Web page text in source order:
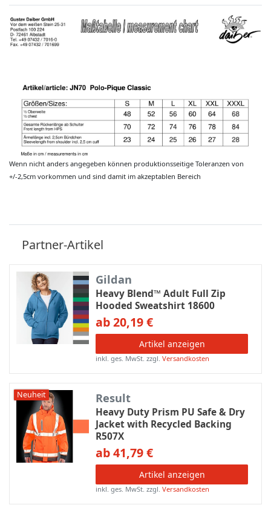
Wenn nicht anders angegeben können produktionsseitige Toleranzen von
+/-2,5cm vorkommen und sind damit im akzeptablen Bereich
Partner-Artikel
Gildan
Heavy Blend™ Adult Full Zip
Hooded Sweatshirt 18600
ab 20,19 €
Artikel anzeigen
inkl. ges. MwSt. zzgl.Versandkosten
Neuheit Result
Heavy Duty Prism PU Safe & Dry
Jacket with Recycled Backing
R507X
ab 41,79 €
Artikel anzeigen
inkl. ges. MwSt. zzgl.Versandkosten